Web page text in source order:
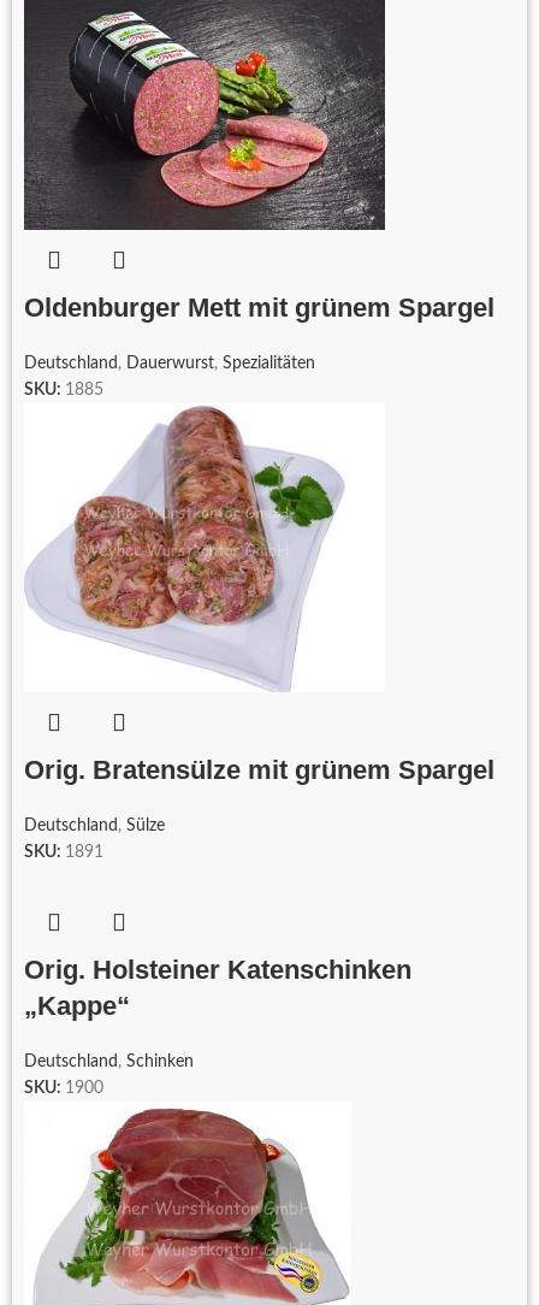
Oldenburger Mett mit grünem Spargel
Deutschland , Dauerwurst, Spezialitäten
SKU: 1885
Orig. Bratensülze mit grünem Spargel
Deutschland , Sülze
SKU: 1891
Orig. Holsteiner Katenschinken
„Kappe“
Deutschland , Schinken
SKU: 1900